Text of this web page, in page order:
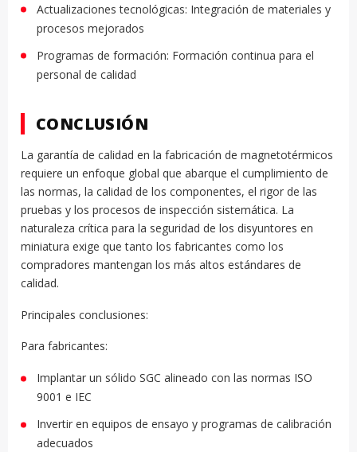
Actualizaciones tecnológicas: Integración de materiales y
procesos mejorados
Programas de formación: Formación continua para el
personal de calidad
CONCLUSIÓN
La garantía de calidad en la fabricación de magnetotérmicos
requiere un enfoque global que abarque el cumplimiento de
las normas, la calidad de los componentes, el rigor de las
pruebas y los procesos de inspección sistemática. La
naturaleza crítica para la seguridad de los disyuntores en
miniatura exige que tanto los fabricantes como los
compradores mantengan los más altos estándares de
calidad.
Principales conclusiones:
Para fabricantes:
Implantar un sólido SGC alineado con las normas ISO
9001 e IEC
Invertir en equipos de ensayo y programas de calibración
adecuados